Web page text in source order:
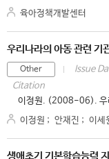
육아정책개발센터
우리나라의 아동 관련
Other Issue
Citation
이정원. (2008-06). 우
이정원 ; 안재진 ; 이세
생애초기 기본학습능력